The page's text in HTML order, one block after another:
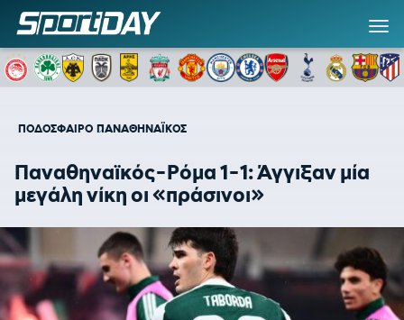
ΠΟΔΟΣΦΑΙΡΟ ΠΑΝΑΘΗΝΑΪΚΟΣ
Παναθηναϊκός-Ρόμα 1-1: Άγγιξαν μία
μεγάλη νίκη οι «πράσινοι»